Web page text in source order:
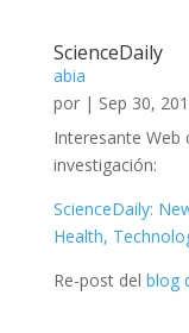
ScienceDaily
abia
por | Sep 30,
Interesante Web
investigación:
ScienceDaily:
Health,
Re-post del blog